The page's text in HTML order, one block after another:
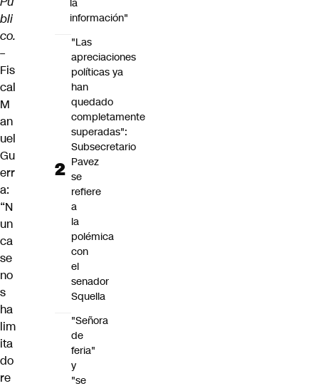
bli
co.
–
Fis
cal
M
an
uel
Gu
err
a:
“N
un
ca
se
no
s
ha
lim
ita
do
re
la
información"
"Las
apreciaciones
políticas ya
han
quedado
completamente
superadas":
Subsecretario
Pavez
se
refiere
a
la
polémica
con
el
senador
Squella
"Señora
de
feria"
y
"se